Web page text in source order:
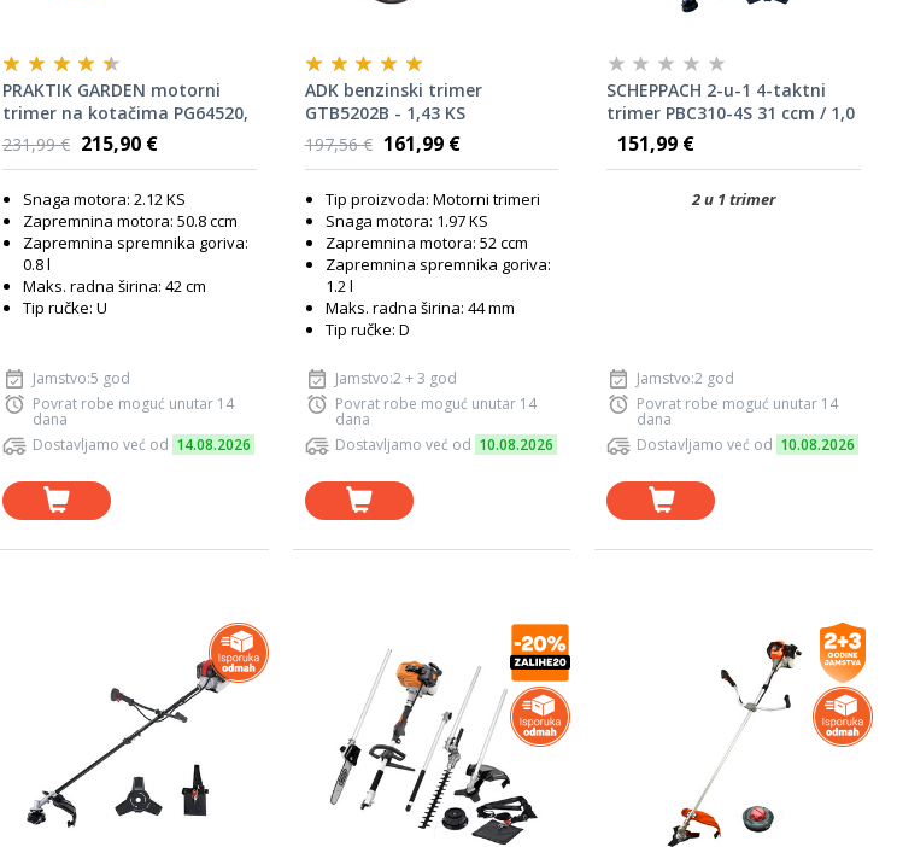
PRAKTIK GARDEN motorni
trimer na kotačima PG64520,
50,8 cm³
231,99 € 215,90 €
Snaga motora: 2.12 KS
Zapremnina motora: 50.8 ccm
Zapremnina spremnika goriva:
0.8 l
Maks. radna širina: 42 cm
Tip ručke: U
Jamstvo:5 god
Povrat robe moguć unutar 14
dana
Dostavljamo već od 14.08.2026
ADK benzinski trimer
GTB5202B - 1,43 KS
197,56 € 161,99 €
Tip proizvoda: Motorni trimeri
Snaga motora: 1.97 KS
Zapremnina motora: 52 ccm
Zapremnina spremnika goriva:
1.2 l
Maks. radna širina: 44 mm
Tip ručke: D
Jamstvo:2 + 3 god
Povrat robe moguć unutar 14
dana
Dostavljamo već od 10.08.2026
SCHEPPACH 2-u-1 4-taktni
trimer PBC310-4S 31 ccm / 1,0
KS
151,99 €
2 u 1 trimer
Jamstvo:2 god
Povrat robe moguć unutar 14
dana
Dostavljamo već od 10.08.2026